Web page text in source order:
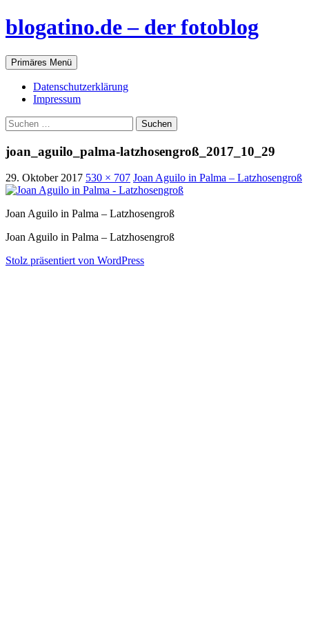
blogatino.de – der fotoblog
Suchen
Primäres Menü Zum
Inhalt
springen
Datenschutzerklärung
Impressum
Suchen
nach:
joan_aguilo_palma-latzhosengroß_2017_10_29
29. Oktober 2017 530 × 707 Joan Aguilo in Palma – Latzhosengroß
Joan Aguilo in Palma – Latzhosengroß
Joan Aguilo in Palma – Latzhosengroß
Stolz präsentiert von WordPress